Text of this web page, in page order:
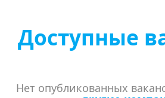
Доступные
Нет опубликованных